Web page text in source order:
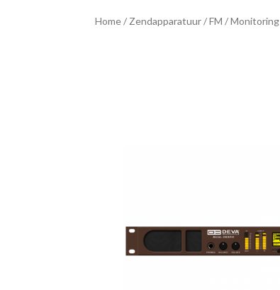
Home/ Zendapparatuur/FM /Monitoring